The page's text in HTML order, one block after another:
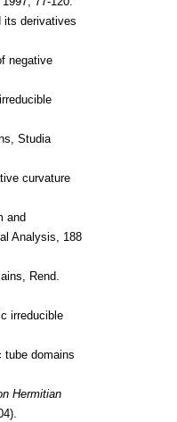
its derivatives
negative
Studia
curvature
and
Analysis, 188
Rend.
irreducible
tube domains
Hermitian